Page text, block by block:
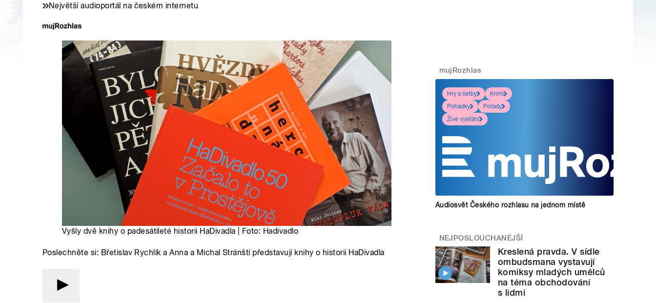
Největší audioportál na českém internetu
Vyšly dvě knihy o padesátileté historii HaDivadla | Foto: Hadivadlo
Poslechněte si: Břetislav Rychlík a Anna a Michal Stránští představují knihy o historii HaDivadla
mujRozhlas
Hry a četby
Krimi
Pohádky
Pořady
Živé vysílání
Audiosvět Českého rozhlasu na jednom místě
NEJPOSLOUCHANĚJŠÍ
Kreslená pravda. V sídle
ombudsmana vystavují
komiksy mladých umělců
na téma obchodování
s lidmi